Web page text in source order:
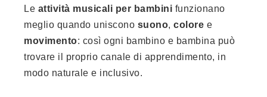
Le attività musicali per bambini funzionano
meglio quando uniscono suono, colore e
movimento: così ogni bambino e bambina può
trovare il proprio canale di apprendimento, in
modo naturale e inclusivo.